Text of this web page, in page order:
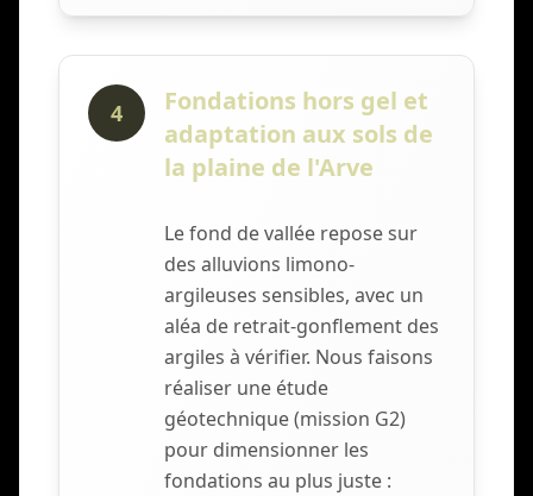
4
Fondations hors gel et
adaptation aux sols de
la plaine de l'Arve
Le fond de vallée repose sur
des alluvions limono-
argileuses sensibles, avec un
aléa de retrait-gonflement des
argiles à vérifier. Nous faisons
réaliser une étude
géotechnique (mission G2)
pour dimensionner les
fondations au plus juste :